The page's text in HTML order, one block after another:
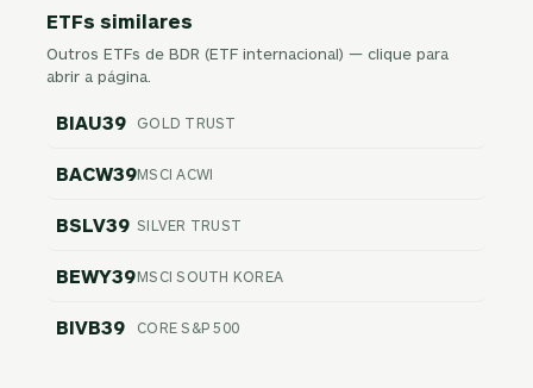
ETFs similares
Outros ETFs de BDR (ETF internacional) — clique para
abrir a página.
BIAU39 GOLD TRUST
BACW39MSCI ACWI
BSLV39 SILVER TRUST
BEWY39MSCI SOUTH KOREA
BIVB39 CORE S&P 500